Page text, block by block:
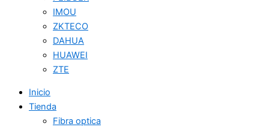
IMOU
ZKTECO
DAHUA
HUAWEI
ZTE
Inicio
Tienda
Fibra optica